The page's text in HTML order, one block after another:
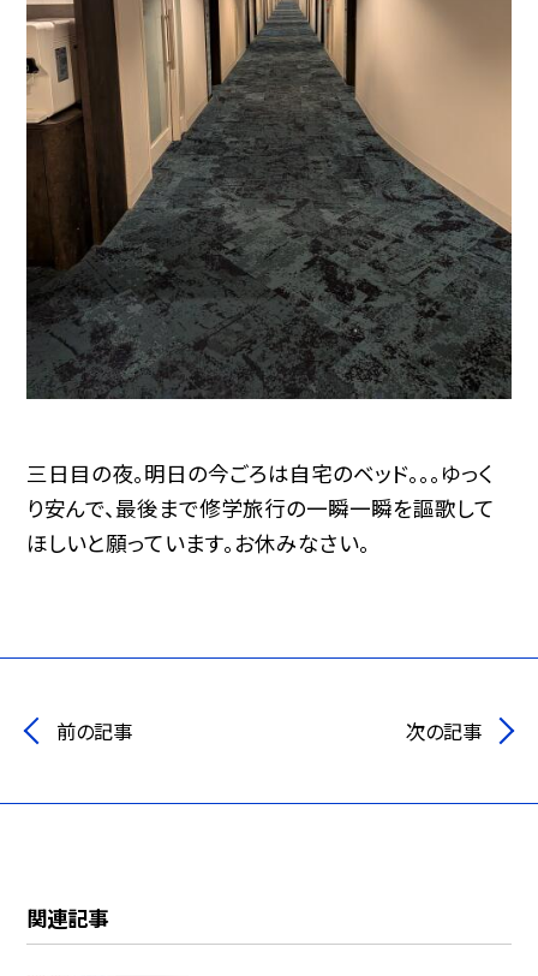
三日目の夜。明日の今ごろは自宅のベッド。。。ゆっく
り安んで、最後まで修学旅行の一瞬一瞬を謳歌して
ほしいと願っています。お休みなさい。
前の記事 次の記事
関連記事